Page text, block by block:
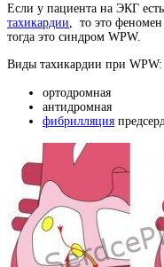
Если у пациента на ЭКГ
тахикардии , то это
тогда это синдром WPW.
Виды тахикардии при WPW:
ортодромная
антидромная
фибрилляция